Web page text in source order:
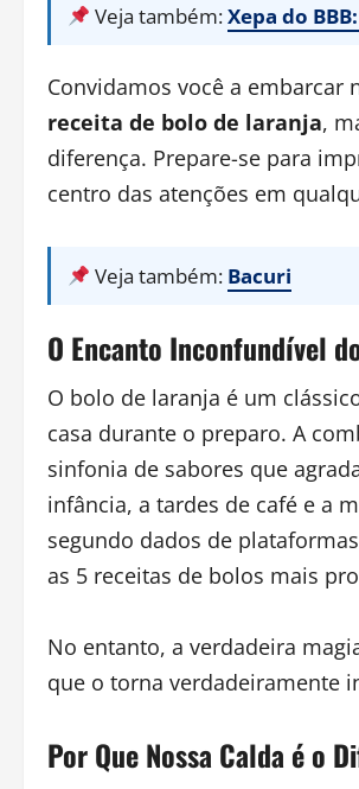
Veja também:Xepa do
Convidamos você a embarcar
receita de bolo de laranja,
diferença. Prepare-se para
centro das atenções em
Veja também: Bacuri
O Encanto Inconfundível
O bolo de laranja é um
casa durante o preparo. A
sinfonia de sabores que
infância, a tardes de café e a
segundo dados de
as 5 receitas de bolos mais
No entanto, a verdadeira
que o torna verdadeiramente
Por Que Nossa Calda é o